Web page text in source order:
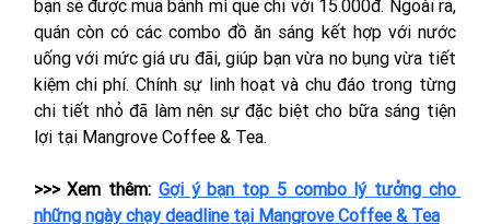
bạn sẽ được mua bánh mì que chỉ với 15.000đ. Ngoài ra,
quán còn có các combo đồ ăn sáng kết hợp với nước
uống với mức giá ưu đãi, giúp bạn vừa no bụng vừa tiết
kiệm chi phí. Chính sự linh hoạt và chu đáo trong từng
chi tiết nhỏ đã làm nên sự đặc biệt cho bữa sáng tiện
lợi tại Mangrove Coffee & Tea.
>>> Xem thêm: Gợi ý bạn top 5 combo lý tưởng cho
những ngày chạy deadline tại Mangrove Coffee & Tea